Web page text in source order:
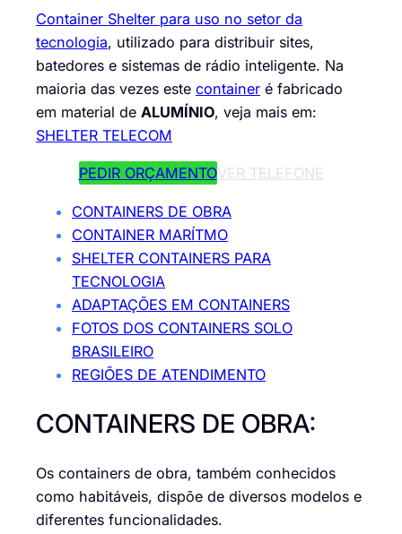
Container Shelter para uso no setor da
tecnologia, utilizado para distribuir sites,
batedores e sistemas de rádio inteligente. Na
maioria das vezes este container é fabricado
em material de ALUMÍNIO, veja mais em:
SHELTER TELECOM
PEDIR ORÇAMENTOVER TELEFONE
CONTAINERS DE OBRA
CONTAINER MARÍTMO
SHELTER CONTAINERS PARA
TECNOLOGIA
ADAPTAÇÕES EM CONTAINERS
FOTOS DOS CONTAINERS SOLO
BRASILEIRO
REGIÕES DE ATENDIMENTO
CONTAINERS DE OBRA:
Os containers de obra, também conhecidos
como habitáveis, dispõe de diversos modelos e
diferentes funcionalidades.